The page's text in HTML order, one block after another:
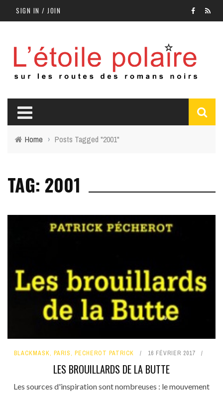
SIGN IN / JOIN
Home › Posts Tagged "2001"
TAG: 2001
BLACKMASK, PARIS, PECHEROT PATRICK 16 FÉVRIER 2017
LES BROUILLARDS DE LA BUTTE
Les sources d'inspiration sont nombreuses : le mouvement